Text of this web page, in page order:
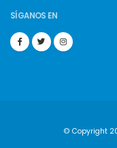
SÍGANOS EN
© Copyright